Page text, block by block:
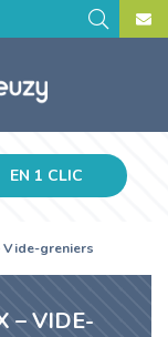
EN 1 CLIC
Vide-greniers
– VIDE-